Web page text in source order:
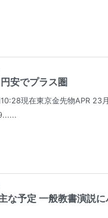
安でプラス圏
現在東京金先物APR 23
な予定 一般教書演説